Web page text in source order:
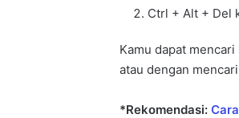
Ctrl + Alt + Del
Kamu dapat
atau dengan
*Rekomendasi: